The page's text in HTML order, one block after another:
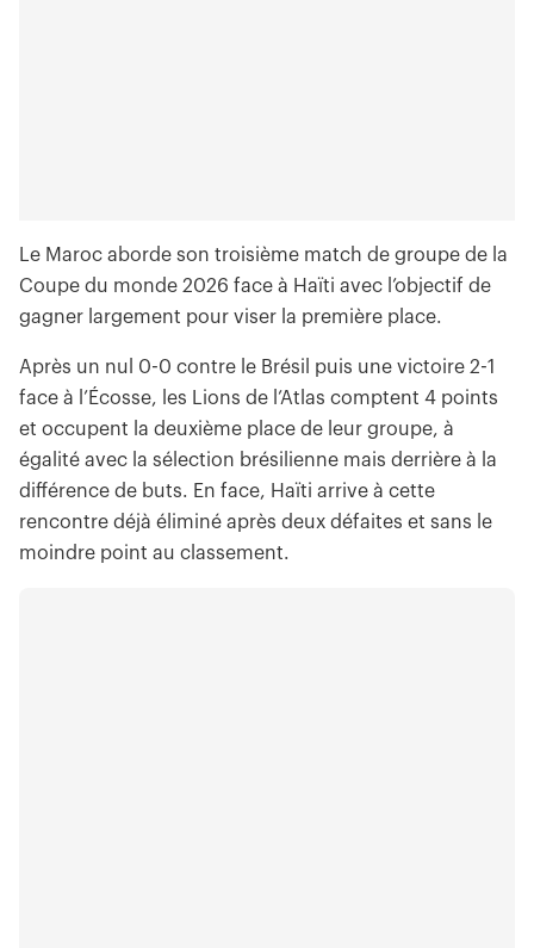
Le Maroc aborde son troisième match de groupe de la
Coupe du monde 2026 face à Haïti avec l’objectif de
gagner largement pour viser la première place.
Après un nul 0-0 contre le Brésil puis une victoire 2-1
face à l’Écosse, les Lions de l’Atlas comptent 4 points
et occupent la deuxième place de leur groupe, à
égalité avec la sélection brésilienne mais derrière à la
différence de buts. En face, Haïti arrive à cette
rencontre déjà éliminé après deux défaites et sans le
moindre point au classement.